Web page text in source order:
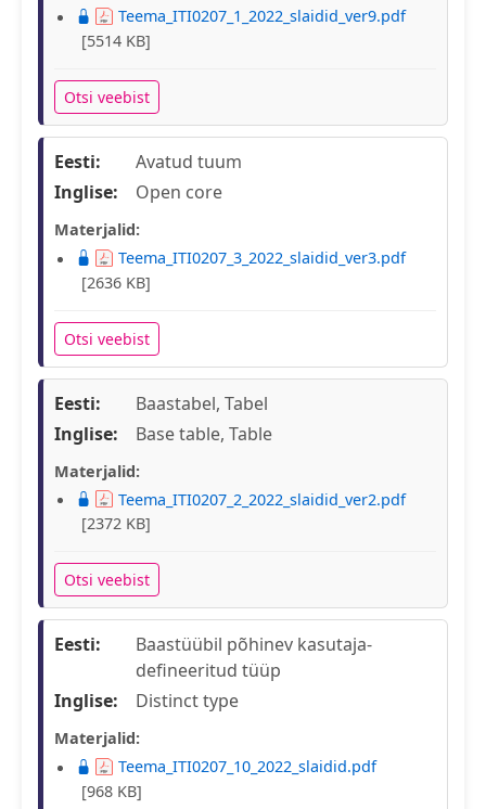
Teema_ITI0207_1_2022_slaidid_ver9.pdf
[5514 KB]
Otsi veebist
Eesti:
Avatud tuum
Inglise:
Open core
Materjalid:
Teema_ITI0207_3_2022_slaidid_ver3.pdf
[2636 KB]
Otsi veebist
Eesti:
Baastabel, Tabel
Inglise:
Base table, Table
Materjalid:
Teema_ITI0207_2_2022_slaidid_ver2.pdf
[2372 KB]
Otsi veebist
Eesti:
Baastüübil põhinev kasutaja-
defineeritud tüüp
Inglise:
Distinct type
Materjalid:
Teema_ITI0207_10_2022_slaidid.pdf
[968 KB]